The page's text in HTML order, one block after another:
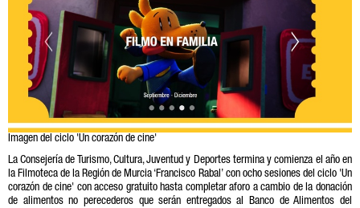
Imagen del ciclo 'Un corazón de cine'
La Consejería de Turismo, Cultura, Juventud y Deportes termina y comienza el año en
la Filmoteca de la Región de Murcia ‘Francisco Rabal’ con ocho sesiones del ciclo 'Un
corazón de cine' con acceso gratuito hasta completar aforo a cambio de la donación
de alimentos no perecederos que serán entregados al Banco de Alimentos del